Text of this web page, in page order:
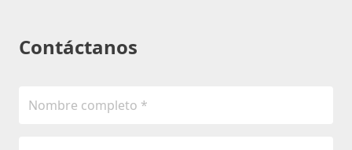
Contáctanos